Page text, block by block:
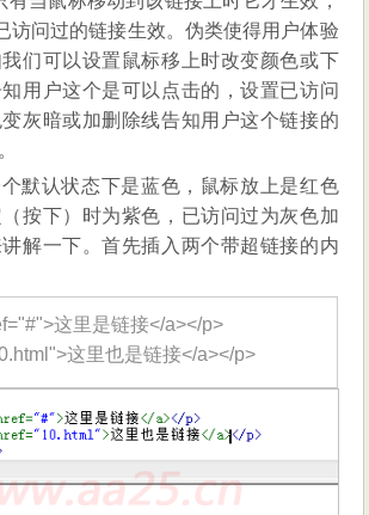
访问过的链接生效。伪类使得用户体验
们可以设置鼠标移上时改变颜色或下
用户这个是可以点击的，设置已访问
灰暗或加删除线告知用户这个链接的
默认状态下是蓝色，鼠标放上是红色
按下）时为紫色，已访问过为灰色加
解一下。首先插入两个带超链接的内
这里是链接</a></p>
这里也是链接</a></p>